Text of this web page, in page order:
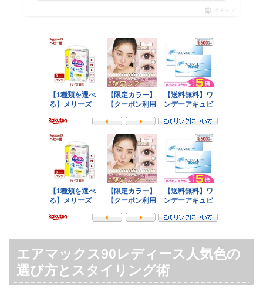
ポチップ
エアマックス90レディース人気色の
選び方とスタイリング術